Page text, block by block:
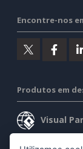
Encontre-nos
Produtos em
Visual